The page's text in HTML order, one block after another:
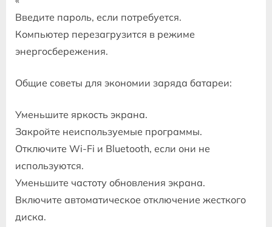
Введите пароль, если потребуется.
Компьютер перезагрузится в режиме
энергосбережения.
Общие советы для экономии заряда батареи:
Уменьшите яркость экрана.
Закройте неиспользуемые программы.
Отключите Wi-Fi и Bluetooth, если они не
используются.
Уменьшите частоту обновления экрана.
Включите автоматическое отключение жесткого
диска.